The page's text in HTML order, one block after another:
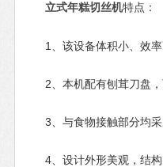
立式年糕切丝机特点：
1、该设备体积小、效率
2、本机配有刨茸刀盘，
3、与食物接触部分均采
4、设计外形美观，结构